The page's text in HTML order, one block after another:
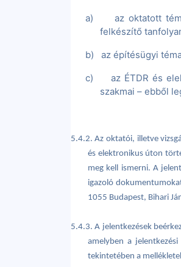
a)
az oktatott
felkészítő
b)
az építésügyi
c)
az ÉTDR és
szakmai – ebből
5.4.2. Az oktatói, illetve
és elektronikus úton
meg kell ismerni. A
igazoló
1055 Budapest, Bihari
5.4.3. A jelentkezések
amelyben a
tekintetében a